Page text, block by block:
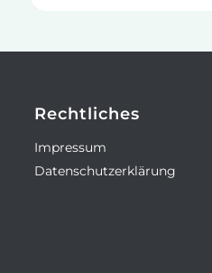
Rechtliches
Impressum
Datenschutzerklärung